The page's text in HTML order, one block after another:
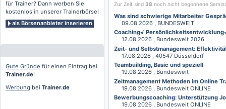
für Trainer? Dann werben Sie
kostenlos in unserer Trainerbörse!
als Börsenanbieter inserieren
Gute Gründe für einen Eintrag bei
Trainer.de!
Werbung bei Trainer.de
Zur Zeit sind 38 noch nicht begonnene
Was sind schwierige Mitarbeiter
09.08.2026 , BUNDESWEIT
Coaching√
12.08.2026 , Bundesweit 2026
Zeit- und Selbstmanagement:
17.08.2026 , 40547 Düsseldorf
Teambuilding, Basic und speziell
19.08.2026 , Bundesweit
Zeitmanagement Methoden im Online
19.08.2026 , Bundesweit ONLINE
Bewerbungscoaching: Unterstützung
19.08.2026 , Bundesweit ONLINE